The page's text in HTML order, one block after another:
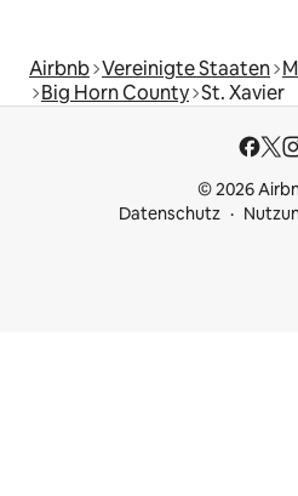
Airbnb Vereinigte Staaten
Big Horn County St. Xavier
© 2026
Datenschutz